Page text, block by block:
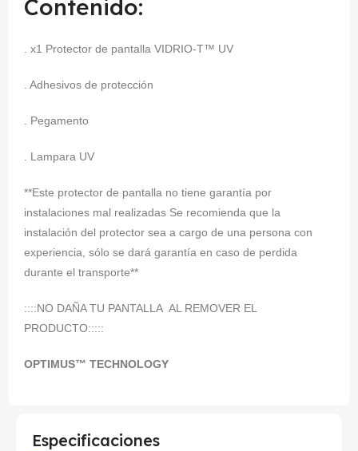
Contenido:
. x1 Protector de pantalla VIDRIO-T™ UV
. Adhesivos de protección
. Pegamento
. Lampara UV
**Este protector de pantalla no tiene garantía por
instalaciones mal realizadas Se recomienda que la
instalación del protector sea a cargo de una persona con
experiencia, sólo se dará garantía en caso de perdida
durante el transporte**
::::NO DAÑA TU PANTALLA AL REMOVER EL
PRODUCTO:::::
OPTIMUS™ TECHNOLOGY
Especificaciones